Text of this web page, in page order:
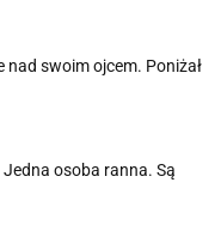
nad swoim ojcem. Poniżał
osoba ranna. Są